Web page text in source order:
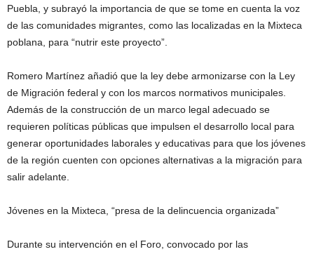
Puebla, y subrayó la importancia de que se tome en cuenta la voz
de las comunidades migrantes, como las localizadas en la Mixteca
poblana, para “nutrir este proyecto”.
Romero Martínez añadió que la ley debe armonizarse con la Ley
de Migración federal y con los marcos normativos municipales.
Además de la construcción de un marco legal adecuado se
requieren políticas públicas que impulsen el desarrollo local para
generar oportunidades laborales y educativas para que los jóvenes
de la región cuenten con opciones alternativas a la migración para
salir adelante.
Jóvenes en la Mixteca, “presa de la delincuencia organizada”
Durante su intervención en el Foro, convocado por las